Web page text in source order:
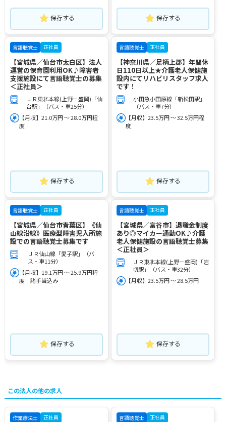
保存する 保存する
言語聴覚士 正社員
【宮城県／仙台市太白区】法人
運営の保育園利用OK♪障害者
支援施設にて言語聴覚士の募集
＜正社員＞
ＪＲ東北本線(上野－盛岡)「仙
台駅」（バス・車25分）
【月収】21.0万円 ～ 28.0万円程
度
保存する
言語聴覚士 正社員
【神奈川県／足柄上郡】年間休
日110日以上★介護老人保健施
設内にてリハビリスタッフ求人
です！
小田急小田原線「新松田駅」
（バス・車7分）
【月収】23.5万円 ～ 32.5万円程
度
保存する
言語聴覚士 正社員
【宮城県／仙台市青葉区】《仙
山線沿線》医療型障害児入所施
設での言語聴覚士募集です
ＪＲ仙山線「愛子駅」（バ
ス・車11分）
【月収】19.1万円 ～ 25.9万円程
度 諸手当込み
保存する
言語聴覚士 正社員
【宮城県／富谷市】退職金制度
あり◎マイカー通勤OK♪介護
老人保健施設の言語聴覚士募集
＜正社員＞
ＪＲ東北本線(上野－盛岡)「岩
切駅」（バス・車32分）
【月収】23.5万円 ～ 28.5万円
保存する
この法人の他の求人
作業療法士 正社員 言語聴覚士 正社員